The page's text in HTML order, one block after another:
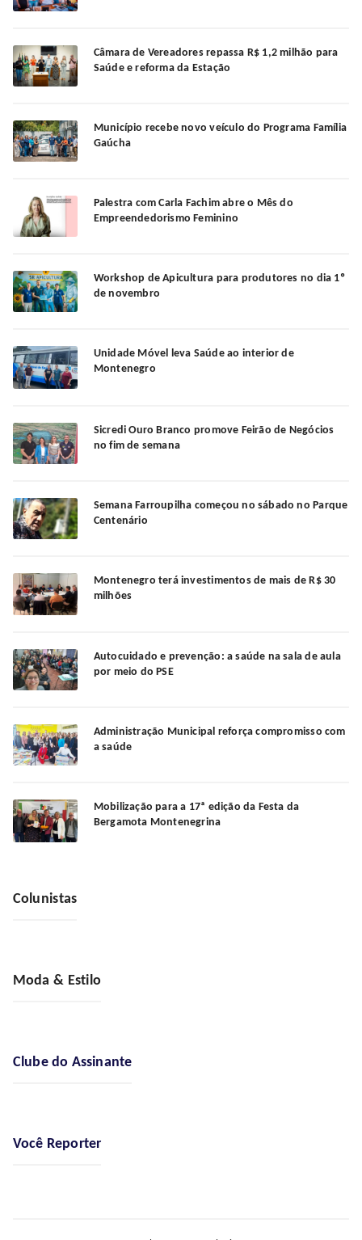
Câmara de Vereadores repassa R$ 1,2 milhão para
Saúde e reforma da Estação
Município recebe novo veículo do Programa Família
Gaúcha
Palestra com Carla Fachim abre o Mês do
Empreendedorismo Feminino
Workshop de Apicultura para produtores no dia 1º
de novembro
Unidade Móvel leva Saúde ao interior de
Montenegro
Sicredi Ouro Branco promove Feirão de Negócios
no fim de semana
Semana Farroupilha começou no sábado no Parque
Centenário
Montenegro terá investimentos de mais de R$ 30
milhões
Autocuidado e prevenção: a saúde na sala de aula
por meio do PSE
Administração Municipal reforça compromisso com
a saúde
Mobilização para a 17ª edição da Festa da
Bergamota Montenegrina
Colunistas
Moda & Estilo
Clube do Assinante
Você Reporter